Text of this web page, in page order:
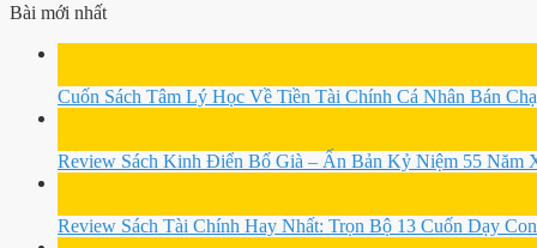
Bài mới nhất
Cuốn Sách Tâm Lý Học Về Tiền Tài Chính Cá Nhân Bán
Review Sách Kinh Điển Bố Già – Ấn Bản Kỷ Niệm 55
Review Sách Tài Chính Hay Nhất: Trọn Bộ 13 Cuốn Dạy